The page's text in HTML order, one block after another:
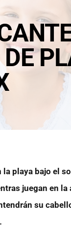
playa bajo el
juegan en la
su